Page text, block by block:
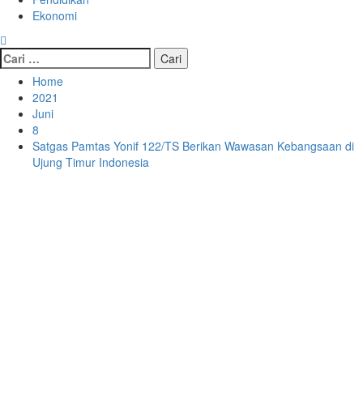
Ekonomi
Cari
untuk:
Home
2021
Juni
8
Satgas Pamtas Yonif 122/TS Berikan Wawasan Kebangsaan di
Ujung Timur Indonesia